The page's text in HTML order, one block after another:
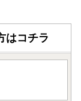
はコチラ